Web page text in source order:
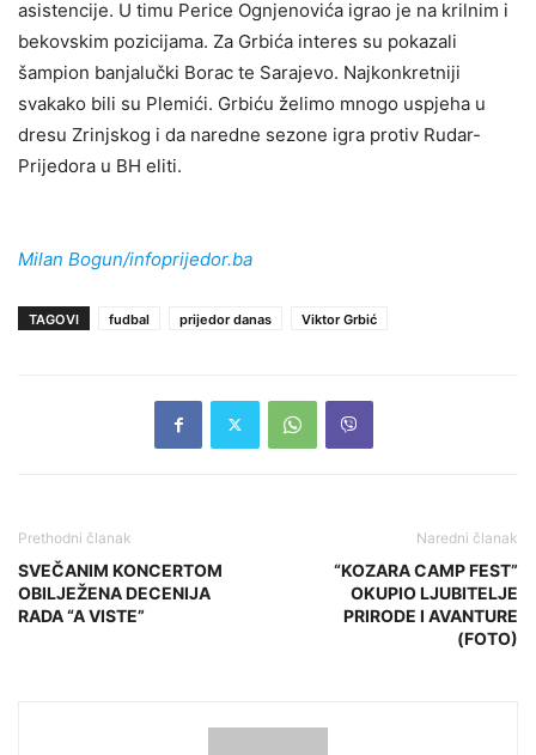
asistencije. U timu Perice Ognjenovića igrao je na krilnim i
bekovskim pozicijama. Za Grbića interes su pokazali
šampion banjalučki Borac te Sarajevo. Najkonkretniji
svakako bili su Plemići. Grbiću želimo mnogo uspjeha u
dresu Zrinjskog i da naredne sezone igra protiv Rudar-
Prijedora u BH eliti.
Milan Bogun/infoprijedor.ba
TAGOVI fudbal prijedor danas Viktor Grbić
Prethodni članak
SVEČANIM KONCERTOM
OBILJEŽENA DECENIJA
RADA “A VISTE”
Naredni članak
“KOZARA CAMP FEST”
OKUPIO LJUBITELJE
PRIRODE I AVANTURE
(FOTO)